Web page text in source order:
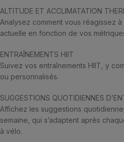
ALTITUDE ET ACCLIMATATION
Analysez comment vous réagissez à
actuelle en fonction de vos
ENTRAÎNEMENTS HIIT
Suivez vos entraînements HIIT, y
ou personnalisés.
SUGGESTIONS QUOTIDIENNES
Affichez les suggestions
semaine, qui s’adaptent après
à vélo.